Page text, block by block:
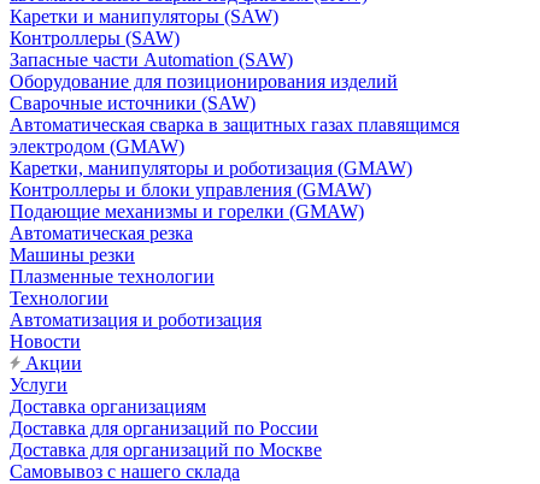
Каретки и манипуляторы (SAW)
Контроллеры (SAW)
Запасные части Automation (SAW)
Оборудование для позиционирования изделий
Сварочные источники (SAW)
Автоматическая сварка в защитных газах плавящимся
электродом (GMAW)
Каретки, манипуляторы и роботизация (GMAW)
Контроллеры и блоки управления (GMAW)
Подающие механизмы и горелки (GMAW)
Автоматическая резка
Машины резки
Плазменные технологии
Технологии
Автоматизация и роботизация
Новости
Акции
Услуги
Доставка организациям
Доставка для организаций по России
Доставка для организаций по Москве
Самовывоз с нашего склада